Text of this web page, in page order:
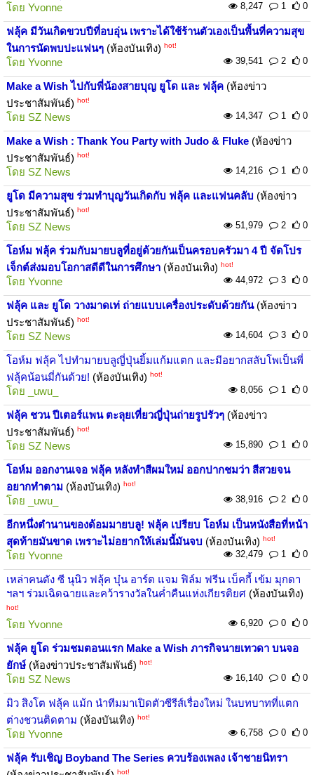
โดย Yvonne 8,247 1 0
ฟลุ้ค มีวันเกิดขวบปีที่อบอุ่น เพราะได้ใช้ร้านตัวเองเป็นพื้นที่ความสุข
ในการนัดพบปะแฟนๆ (ห้องบันเทิง) hot!
โดย Yvonne 39,541 2 0
Make a Wish ไปกับพี่น้องสายบุญ ยูโด และ ฟลุ้ค (ห้องข่าว
ประชาสัมพันธ์) hot!
โดย SZ News 14,347 1 0
Make a Wish : Thank You Party with Judo & Fluke (ห้องข่าว
ประชาสัมพันธ์) hot!
โดย SZ News 14,216 1 0
ยูโด มีความสุข ร่วมทำบุญวันเกิดกับ ฟลุ้ค และแฟนคลับ (ห้องข่าว
ประชาสัมพันธ์) hot!
โดย SZ News 51,979 2 0
โอห์ม ฟลุ้ค ร่วมกับมายบลูที่อยู่ด้วยกันเป็นครอบครัวมา 4 ปี จัดโปร
เจ็กต์ส่งมอบโอกาสดีดีในการศึกษา (ห้องบันเทิง) hot!
โดย Yvonne 44,972 3 0
ฟลุ้ค และ ยูโด วางมาดเท่ ถ่ายแบบเครื่องประดับด้วยกัน(ห้องข่าว
ประชาสัมพันธ์) hot!
โดย SZ News 14,604 3 0
โอห์ม ฟลุ้ค ไปทำมายบลูญี่ปุ่นยิ้มแก้มแตก และมีอยากสลับโพเป็นพี่
ฟลุ้คน้อนมี่กันด้วย! (ห้องบันเทิง) hot!
โดย _uwu_ 8,056 1 0
ฟลุ้ค ชวน ปีเตอร์แพน ตะลุยเที่ยวญี่ปุ่นถ่ายรูปรัวๆ (ห้องข่าว
ประชาสัมพันธ์) hot!
โดย SZ News 15,890 1 0
โอห์ม ออกงานเจอ ฟลุ้ค หลังทำสีผมใหม่ ออกปากชมว่า สีสวยจน
อยากทำตาม (ห้องบันเทิง) hot!
โดย _uwu_ 38,916 2 0
อีกหนึ่งตำนานของด้อมมายบลู! ฟลุ้ค เปรียบ โอห์ม เป็นหนังสือที่หน้า
สุดท้ายมันขาด เพราะไม่อยากให้เล่มนี้มันจบ (ห้องบันเทิง) hot!
โดย Yvonne 32,479 1 0
เหล่าคนดัง ซี นุนิว ฟลุ้ค บุ๋น อาร์ต แจม ฟิล์ม ฟรีน เบ็คกี้ เข้ม มุกดา
ฯลฯ ร่วมเฉิดฉายและคว้ารางวัลในค่ำคืนแห่งเกียรติยศ (ห้องบันเทิง)
hot!
โดย Yvonne 6,920 0 0
ฟลุ้ค ยูโด ร่วมชมตอนแรก Make a Wish ภารกิจนายเทวดา บนจอ
ยักษ์ (ห้องข่าวประชาสัมพันธ์) hot!
โดย SZ News 16,140 0 0
มิว สิงโต ฟลุ้ค แม้ก นำทีมมาเปิดตัวซีรีส์เรื่องใหม่ ในบทบาทที่แตก
ต่างชวนติดตาม (ห้องบันเทิง) hot!
โดย Yvonne 6,758 0 0
ฟลุ้ค รับเชิญ Boyband The Series ควบร้องเพลง เจ้าชายนิทรา
hot!